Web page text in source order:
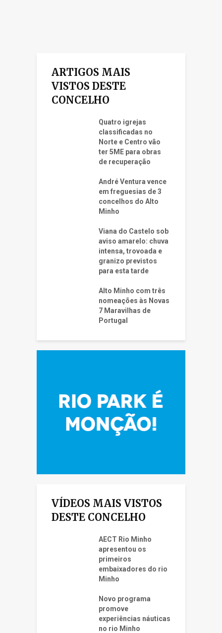
ARTIGOS MAIS
VISTOS DESTE
CONCELHO
Quatro igrejas
classificadas no
Norte e Centro vão
ter 5ME para obras
de recuperação
André Ventura vence
em freguesias de 3
concelhos do Alto
Minho
Viana do Castelo sob
aviso amarelo: chuva
intensa, trovoada e
granizo previstos
para esta tarde
Alto Minho com três
nomeações às Novas
7 Maravilhas de
Portugal
VÍDEOS MAIS VISTOS
DESTE CONCELHO
AECT Rio Minho
apresentou os
primeiros
embaixadores do rio
Minho
Novo programa
promove
experiências náuticas
no rio Minho